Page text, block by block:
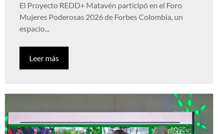
El Proyecto REDD+ Matavén participó en el Foro
Mujeres Poderosas 2026 de Forbes Colombia, un
espacio...
Leer más